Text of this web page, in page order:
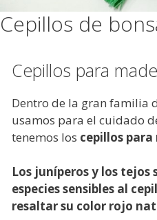
Cepillos de
Cepillos para
Dentro de la gran familia
usamos para el cuidado
tenemos los cepillos
Los juníperos y los tejos
especies sensibles al
resaltar su color rojo